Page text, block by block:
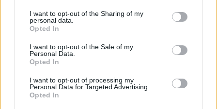
not limited to your visit or usage behaviour. You may click to
grant or deny consent to Google and its third-party tags to
use your data for below specified purposes in below Google
consent section.
I want to opt-out of the Sharing of my
personal data.
Opted In
I want to opt-out of the Sale of my
Personal Data.
Opted In
I want to opt-out of processing my
Personal Data for Targeted Advertising.
Opted In
accoglienza minori chiude
Olbia, divieto di sosta contro spaccio e degrado:
esplode la protesta
Pausa caffè impeccabile: come scegliere la
soluzione ideale per la casa e l’ufficio